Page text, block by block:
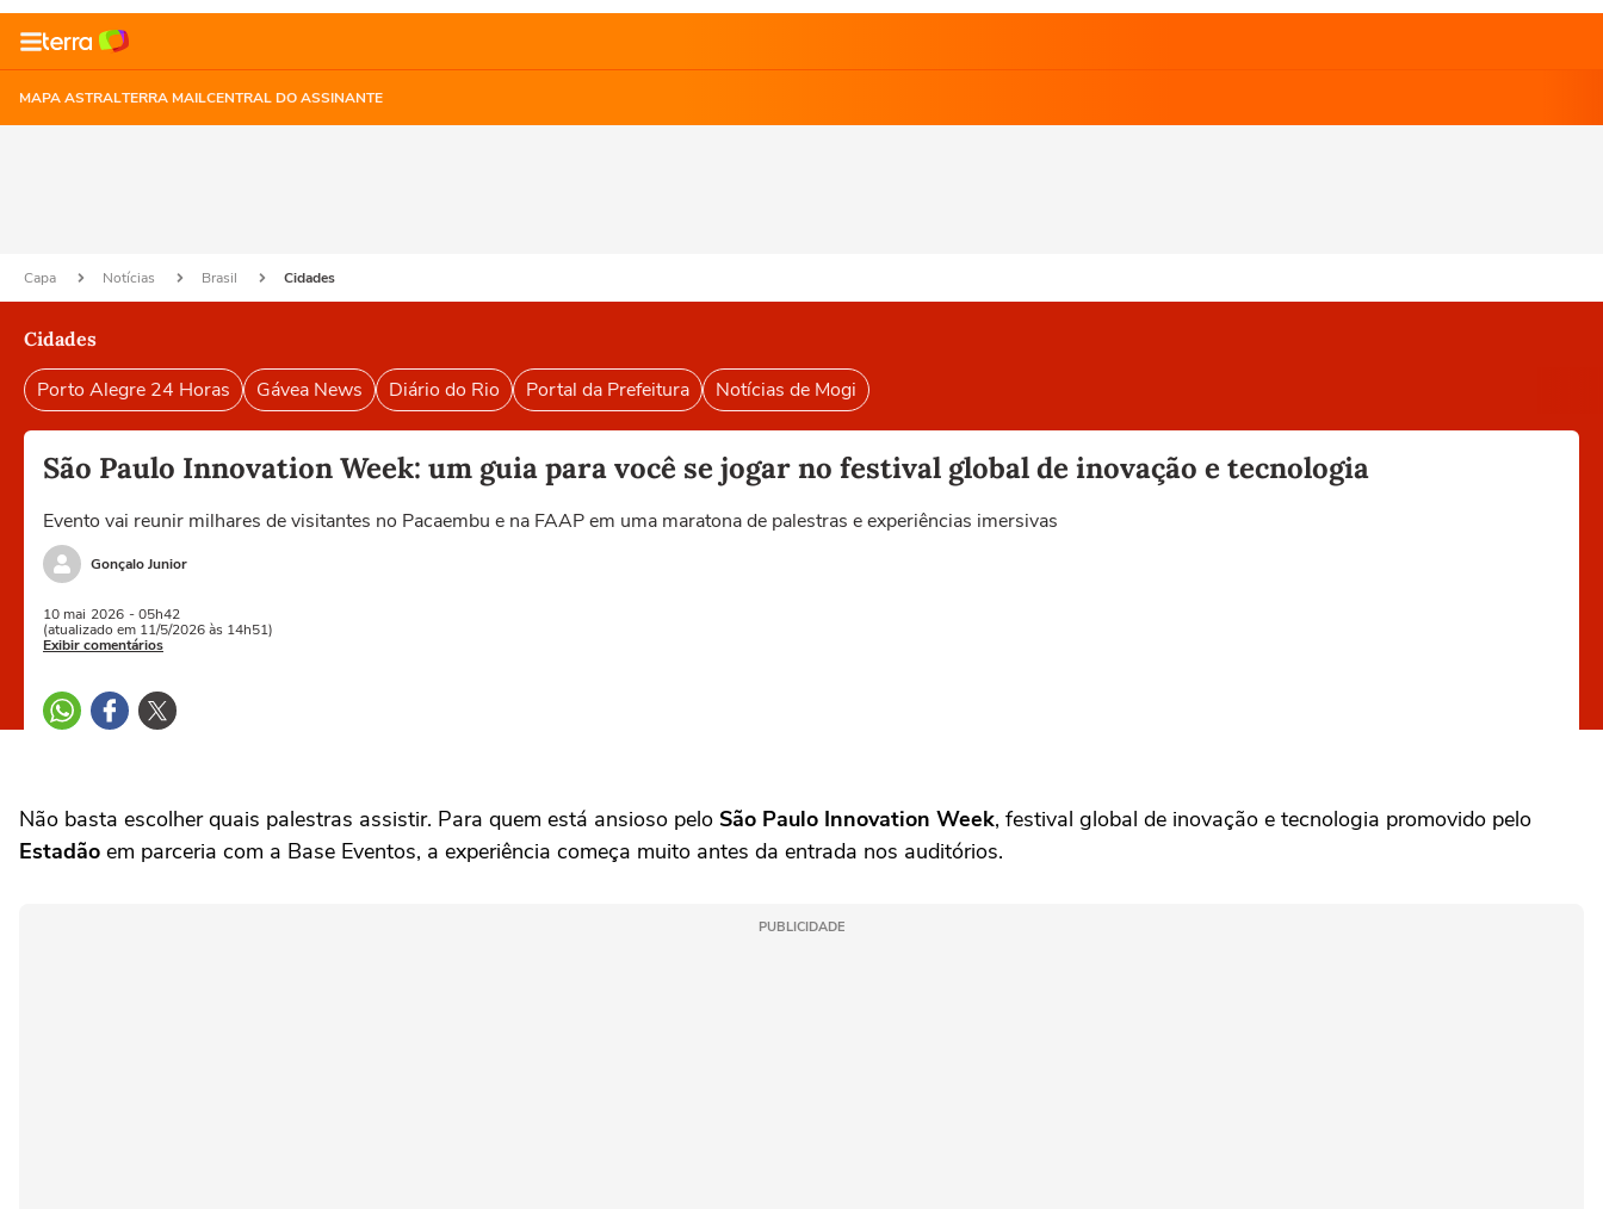
MAPA ASTRALTERRA MAILCENTRAL DO ASSINANTE
Capa Notícias Brasil Cidades
Cidades
Porto Alegre 24 Horas Gávea News Diário do Rio Portal da Prefeitura Notícias de Mogi
São Paulo Innovation Week: um guia para você se jogar no festival global de inovação e tecnologia
Evento vai reunir milhares de visitantes no Pacaembu e na FAAP em uma maratona de palestras e experiências imersivas
Gonçalo Junior
10 mai 2026 - 05h42
(atualizado em 11/5/2026 às 14h51)
Exibir comentários
Não basta escolher quais palestras assistir. Para quem está ansioso pelo São Paulo Innovation Week, festival global de inovação e tecnologia promovido pelo
Estadão em parceria com a Base Eventos, a experiência começa muito antes da entrada nos auditórios.
PUBLICIDADE